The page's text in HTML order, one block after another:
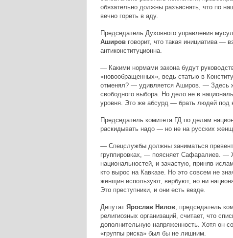
обязательно должны разъяснять, что по
вечно гореть в аду.
Председатель Духовного управления
Аширов говорит, что такая инициатива —
антиконституционна.
— Какими нормами закона будут
«новообращенных», ведь статью в
отменял? — удивляется Аширов. — Здесь
свободного выбора. Но дело не в
уровня. Это же абсурд — брать людей под
Председатель комитета ГД по делам
раскидывать надо — но не на русских
— Спецслужбы должны заниматься
группировках, — поясняет Сафаралиев. —
национальностей, и зачастую, приняв
кто вырос на Кавказе. Но это совсем не
женщин используют, вербуют, но ни
Это преступники, и они есть везде.
Депутат Ярослав Нилов, председатель
религиозных организаций, считает, что
дополнительную напряженность. Хотя он
«группы риска» был бы не лишним.